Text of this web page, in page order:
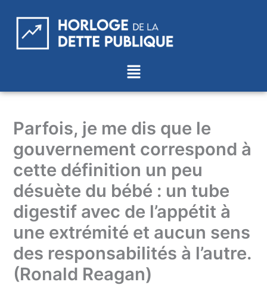
contenu
Menu
Parfois, je me dis que le
gouvernement correspond à
cette définition un peu
désuète du bébé : un tube
digestif avec de l’appétit à
une extrémité et aucun sens
des responsabilités à l’autre.
(Ronald Reagan)